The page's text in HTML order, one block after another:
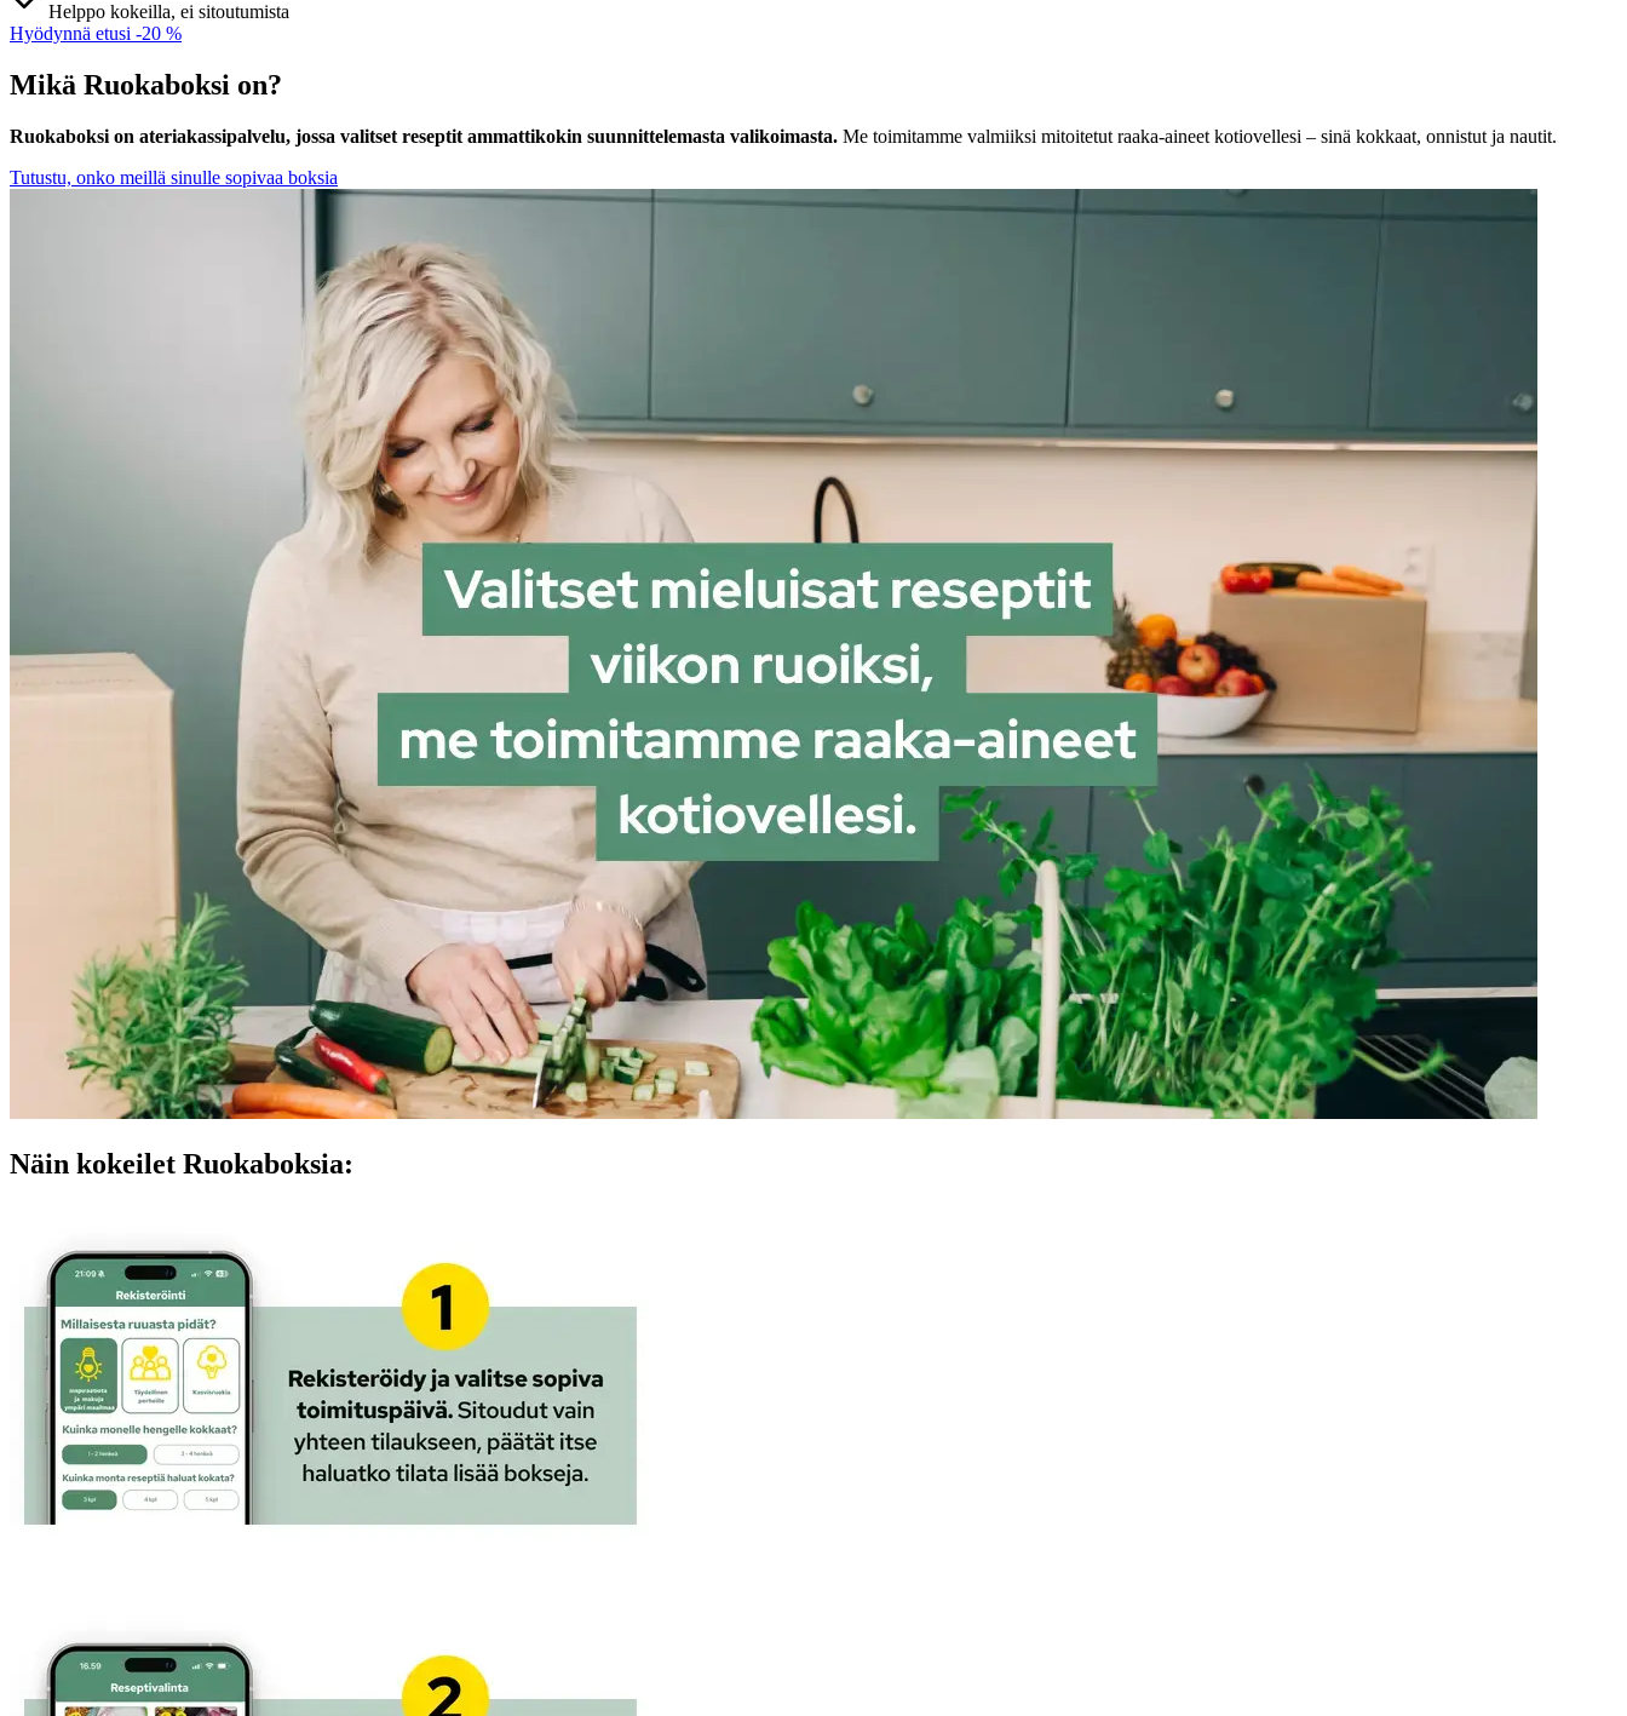
Helppo kokeilla, ei sitoutumista
Hyödynnä etusi -20 %
Mikä Ruokaboksi on?
Ruokaboksi on ateriakassipalvelu, jossa valitset reseptit ammattikokin suunnittelemasta valikoimasta. Me toimitamme valmiiksi mitoitetut raaka-aineet kotiovellesi – sinä kokkaat, onnistut ja nautit.
Tutustu, onko meillä sinulle sopivaa boksia
Näin kokeilet Ruokaboksia: